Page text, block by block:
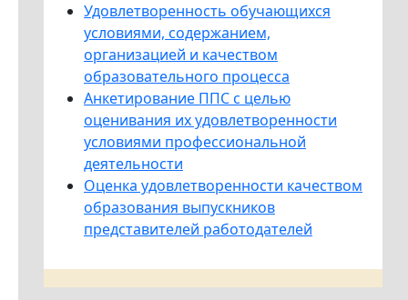
Удовлетворенность обучающихся
условиями, содержанием,
организацией и качеством
образовательного процесса
Анкетирование ППС с целью
оценивания их удовлетворенности
условиями профессиональной
деятельности
Оценка удовлетворенности качеством
образования выпускников
представителей работодателей